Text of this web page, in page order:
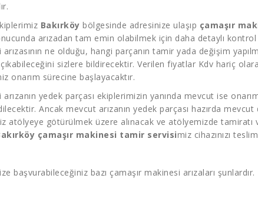
Bakırköy bölgesinde adresinize ulaşıp çamaşır
arızadan tam emin olabilmek için daha detaylı
arızasının ne olduğu, hangi parçanın tamir yada değişim
çıkabileceğini sizlere bildirecektir. Verilen fiyatlar Kdv hariç
onarım sürecine başlayacaktır.
arızanın yedek parçası ekiplerimizin yanında mevcut ise
Ancak mevcut arızanın yedek parçası hazırda
atölyeye götürülmek üzere alınacak ve atölyemizde
çamaşır makinesi tamir servisimiz cihazınızı
başvurabileceğiniz bazı çamaşır makinesi arızaları şunlardır.